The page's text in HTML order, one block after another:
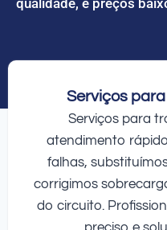
Serviços
Serviços para
atendimento
falhas,
corrigimos
do circuito.